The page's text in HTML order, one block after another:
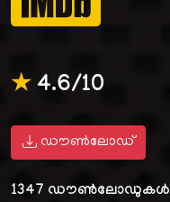
★4.6/10
ഡൗൺലോഡ്
1347 ഡൗൺലോഡുകൾ